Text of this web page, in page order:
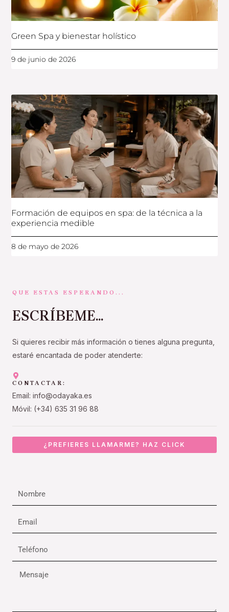
Green Spa y bienestar holístico
9 de junio de 2026
Formación de equipos en spa: de la técnica a la
experiencia medible
8 de mayo de 2026
QUE ESTAS ESPERANDO...
ESCRÍBEME...
Si quieres recibir más información o tienes alguna pregunta,
estaré encantada de poder atenderte:
CONTACTAR:
Email: info@odayaka.es
Móvil: (+34) 635 31 96 88
¿PREFIERES LLAMARME? HAZ CLICK
Nombre
Email
Teléfono
Mensaje